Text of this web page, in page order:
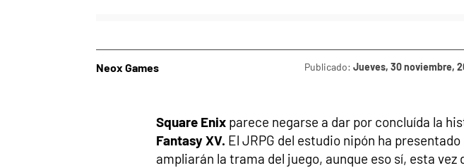
Neox Games Publicado: Jueves, 30 noviembre,
Square Enix parece negarse a dar por concluída la
Fantasy XV. El JRPG del estudio nipón ha presentado
ampliarán la trama del juego, aunque eso sí, esta vez